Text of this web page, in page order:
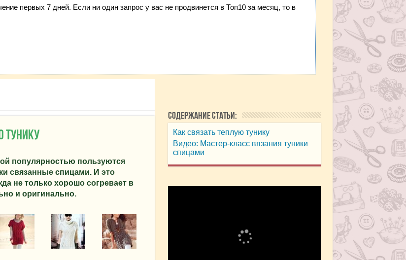
первых 7 дней. Если ни один запрос у вас не продвинется в Топ10 за месяц, то в
тунику
популярностью пользуются
связанные спицами. И это
не только хорошо согревает в
и оригинально.
Содержание статьи:
Как связать теплую тунику
Видео: Мастер-класс вязания туники
спицами